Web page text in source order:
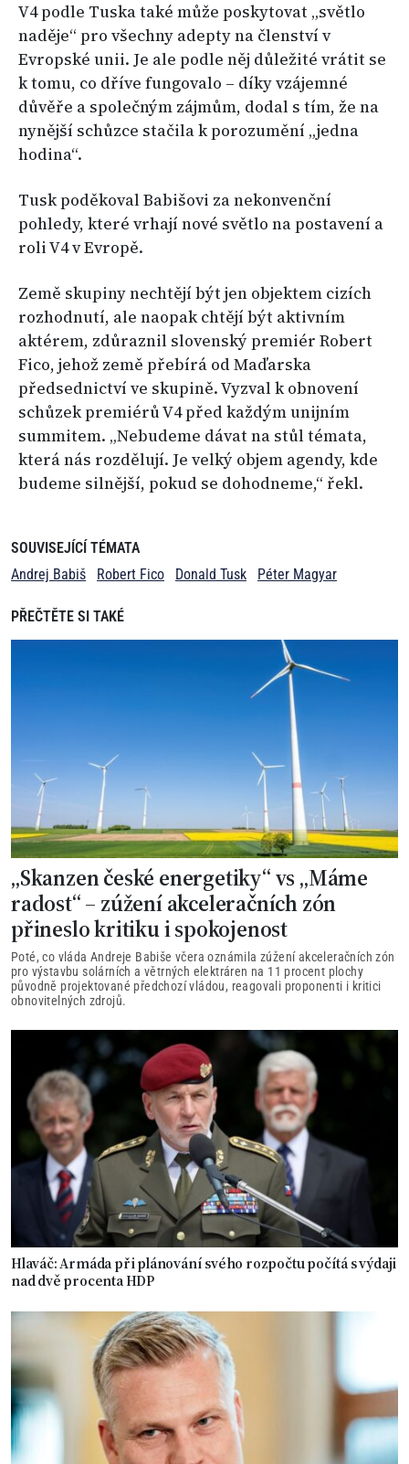
V4 podle Tuska také může poskytovat „světlo
naděje“ pro všechny adepty na členství v
Evropské unii. Je ale podle něj důležité vrátit se
k tomu, co dříve fungovalo – díky vzájemné
důvěře a společným zájmům, dodal s tím, že na
nynější schůzce stačila k porozumění „jedna
hodina“.
Tusk poděkoval Babišovi za nekonvenční
pohledy, které vrhají nové světlo na postavení a
roli V4 v Evropě.
Země skupiny nechtějí být jen objektem cizích
rozhodnutí, ale naopak chtějí být aktivním
aktérem, zdůraznil slovenský premiér Robert
Fico, jehož země přebírá od Maďarska
předsednictví ve skupině. Vyzval k obnovení
schůzek premiérů V4 před každým unijním
summitem. „Nebudeme dávat na stůl témata,
která nás rozdělují. Je velký objem agendy, kde
budeme silnější, pokud se dohodneme,“ řekl.
SOUVISEJÍCÍ TÉMATA
Andrej Babiš
Robert Fico Donald Tusk Péter Magyar
PŘEČTĚTE SI TAKÉ
„Skanzen české energetiky“ vs „Máme
radost“ – zúžení akceleračních zón
přineslo kritiku i spokojenost
Poté, co vláda Andreje Babiše včera oznámila zúžení akceleračních zón
pro výstavbu solárních a větrných elektráren na 11 procent plochy
původně projektované předchozí vládou, reagovali proponenti i kritici
obnovitelných zdrojů.
Hlaváč: Armáda při plánování svého rozpočtu počítá s výdaji
nad dvě procenta HDP